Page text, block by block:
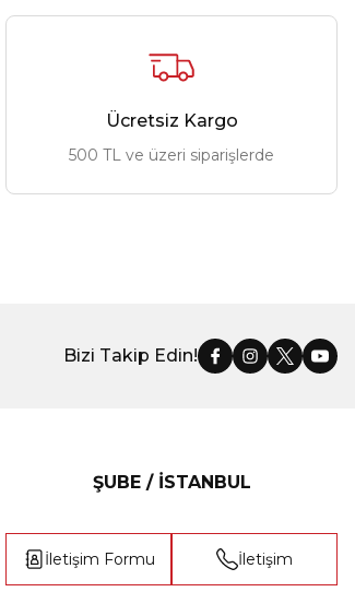
Ücretsiz Kargo
500 TL ve üzeri siparişlerde
Bizi Takip Edin!
ŞUBE / İSTANBUL
İletişim Formu İletişim